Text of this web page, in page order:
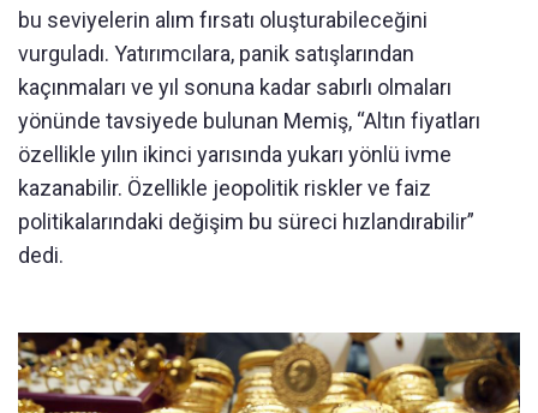
bu seviyelerin alım fırsatı oluşturabileceğini
vurguladı. Yatırımcılara, panik satışlarından
kaçınmaları ve yıl sonuna kadar sabırlı olmaları
yönünde tavsiyede bulunan Memiş, “Altın fiyatları
özellikle yılın ikinci yarısında yukarı yönlü ivme
kazanabilir. Özellikle jeopolitik riskler ve faiz
politikalarındaki değişim bu süreci hızlandırabilir”
dedi.